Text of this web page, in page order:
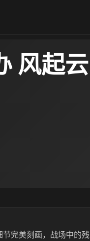
风起云
完美刻画，战场中的残